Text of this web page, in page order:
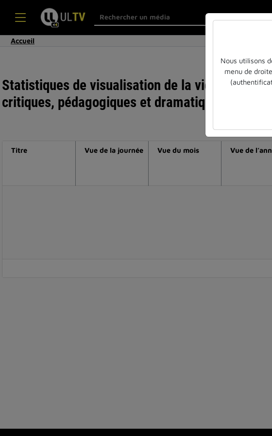
Accueil
Statistiques de visualisation de la vidéo La
critiques, pédagogiques et dramatiques /
Modifier la
Titre Vue de la journée Vue du mois Vue de
Nous utilisons
menu de